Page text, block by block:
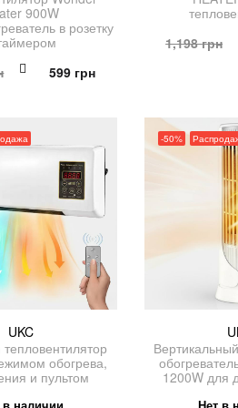
900W
в розетку
Первоначальная
599 грнТекущая
1,198грн
UKC
обогрева,
и пультом
-50%
1200W для